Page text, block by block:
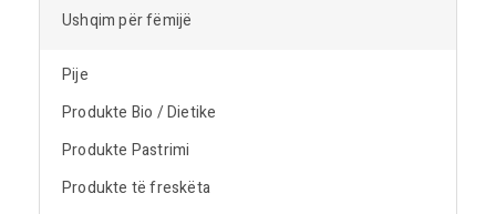
Ushqim për fëmijë
Pije
Produkte Bio / Dietike
Produkte Pastrimi
Produkte të freskëta